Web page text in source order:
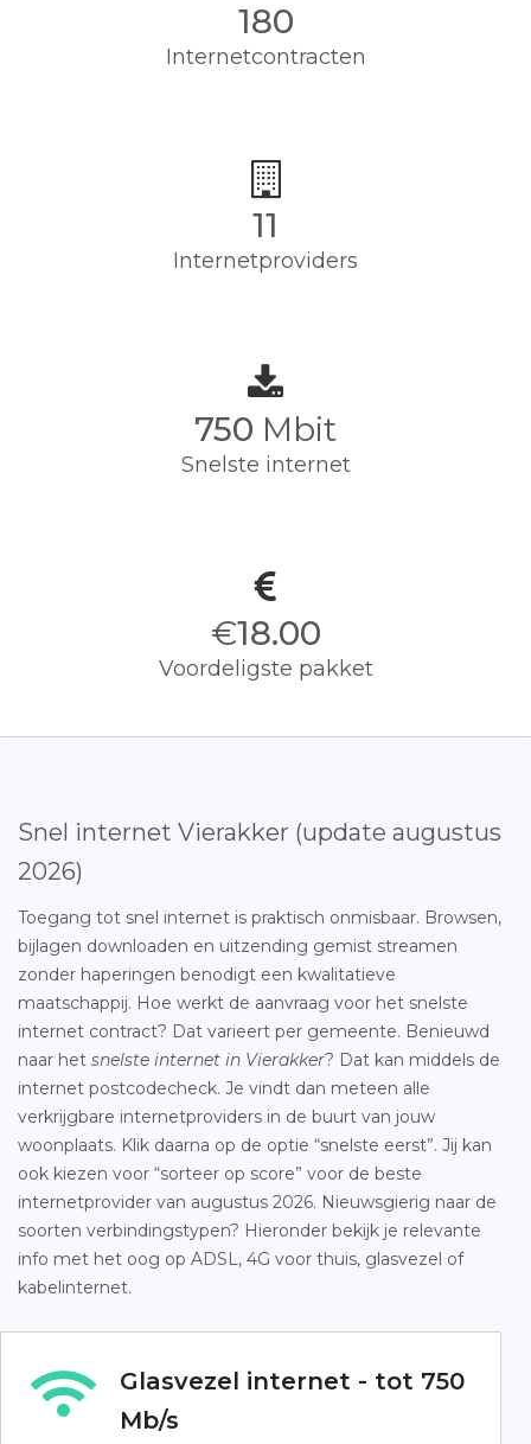
180
Internetcontracten
11
Internetproviders
750 Mbit
Snelste internet
€18.00
Voordeligste pakket
Snel internet Vierakker (update augustus
2026)
Toegang tot snel internet is praktisch onmisbaar. Browsen,
bijlagen downloaden en uitzending gemist streamen
zonder haperingen benodigt een kwalitatieve
maatschappij. Hoe werkt de aanvraag voor het snelste
internet contract? Dat varieert per gemeente. Benieuwd
naar het snelste internet in Vierakker? Dat kan middels de
internet postcodecheck. Je vindt dan meteen alle
verkrijgbare internetproviders in de buurt van jouw
woonplaats. Klik daarna op de optie “snelste eerst”. Jij kan
ook kiezen voor “sorteer op score” voor de beste
internetprovider van augustus 2026. Nieuwsgierig naar de
soorten verbindingstypen? Hieronder bekijk je relevante
info met het oog op ADSL, 4G voor thuis, glasvezel of
kabelinternet.
Glasvezel internet - tot 750
Mb/s